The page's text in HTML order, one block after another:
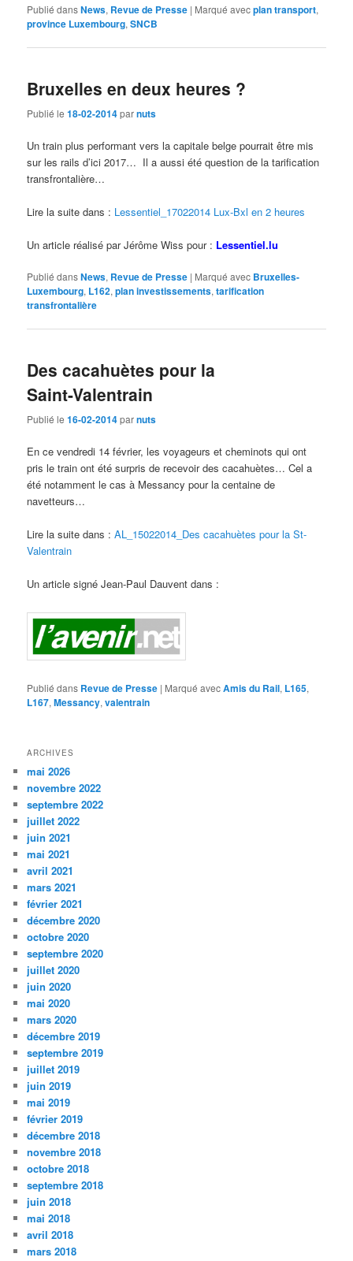
Publié dansNews, Revue de Presse | Marqué avecplan transport,
province Luxembourg,SNCB
Bruxelles en deux heures ?
Publié le18-02-2014parnuts
Un train plus performant vers la capitale belge pourrait être mis
sur les rails d’ici 2017… Il a aussi été question de la tarification
transfrontalière…
Lire la suite dans : Lessentiel_17022014 Lux-Bxl en 2 heures
Un article réalisé par Jérôme Wiss pour : Lessentiel.lu
Publié dansNews, Revue de Presse | Marqué avec Bruxelles-
Luxembourg, L162,plan investissements,tarification
transfrontalière
Des cacahuètes pour la
Saint-Valentrain
Publié le16-02-2014parnuts
En ce vendredi 14 février, les voyageurs et cheminots qui ont
pris le train ont été surpris de recevoir des cacahuètes… Cel a
été notamment le cas à Messancy pour la centaine de
navetteurs…
Lire la suite dans :AL_15022014_Des cacahuètes pour la St-
Valentrain
Un article signé Jean-Paul Dauvent dans :
Publié dans Revue de Presse | Marqué avecAmis du Rail, L165,
L167,Messancy,valentrain
ARCHIVES
mai 2026
novembre 2022
septembre 2022
juillet 2022
juin 2021
mai 2021
avril 2021
mars 2021
février 2021
décembre 2020
octobre 2020
septembre 2020
juillet 2020
juin 2020
mai 2020
mars 2020
décembre 2019
septembre 2019
juillet 2019
juin 2019
mai 2019
février 2019
décembre 2018
novembre 2018
octobre 2018
septembre 2018
juin 2018
mai 2018
avril 2018
mars 2018